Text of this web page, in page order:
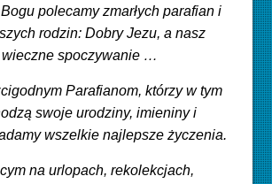
polecamy zmarłych parafian i
rodzin: Dobry Jezu, a nasz
wieczne spoczywanie …
Parafianom, którzy w tym
swoje urodziny, imieniny i
wszelkie najlepsze życzenia.
na urlopach, rekolekcjach,